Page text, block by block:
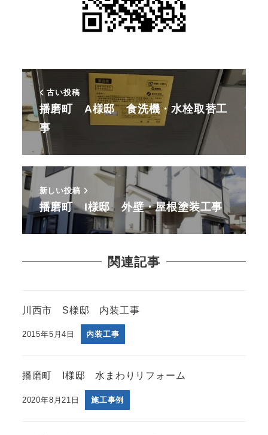
古い投稿
播磨町 A様邸 食洗機・水栓取替工
事
新しい投稿
播磨町 I様邸 外壁・屋根塗装工事
関連記事
川西市 S様邸 内装工事
2015年5月4日 内装工事
播磨町 I様邸 水まわりリフォーム
2020年8月21日 施工事例